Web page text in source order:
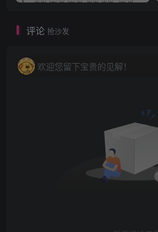
评论 抢沙发
欢迎您留下宝贵的见解！